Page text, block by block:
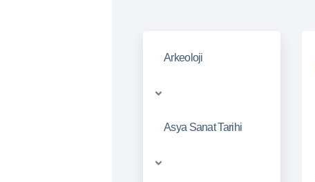
Arkeoloji
Asya Sanat Tarihi